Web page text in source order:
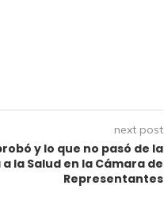
next post
y lo que no pasó de la
la Salud en la Cámara de
Representantes